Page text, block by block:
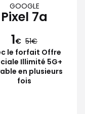
GOOGLE
Pixel 7a
1€ 51
le forfait Offre
Illimité 5G+
en plusieurs
fois